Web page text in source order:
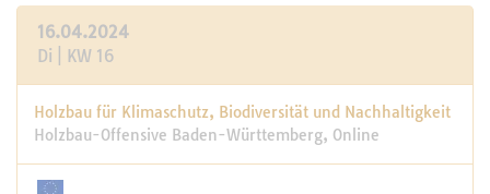
16.04.2024
Di | KW 16
Holzbau für Klimaschutz, Biodiversität und Nachhaltigkeit
Holzbau-Offensive Baden-Württemberg, Online